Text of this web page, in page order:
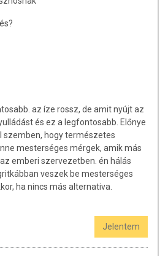
az íze rossz, de amit nyújt az
és ez a legfontosabb. Előnye
szemben, hogy természetes
mesterséges mérgek, amik más
emberi szervezetben. én hálás
veszek be mesterséges
ha nincs más alternativa.
Jelentem